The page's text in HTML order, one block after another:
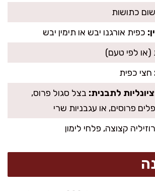
כפית אורגנו יבש או תימין יבש
חצי כפית
לתבנית: בצל סגול פרוס,
פרוסים, או עגבניות שרי
קצוצה, פלחי לימון